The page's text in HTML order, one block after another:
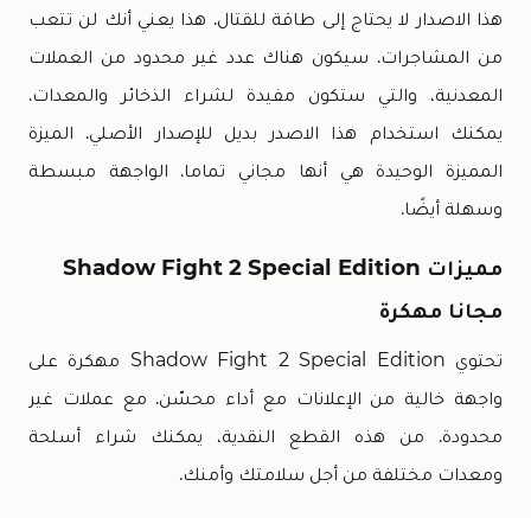
هذا الاصدار لا يحتاج إلى طاقة للقتال. هذا يعني أنك لن تتعب
من المشاجرات. سيكون هناك عدد غير محدود من العملات
المعدنية، والتي ستكون مفيدة لشراء الذخائر والمعدات.
يمكنك استخدام هذا الاصدر بديل للإصدار الأصلي. الميزة
المميزة الوحيدة هي أنها مجاني تماما. الواجهة مبسطة
وسهلة أيضًا.
مميزات Shadow Fight 2 Special Edition
مجانا مهكرة
تحتوي Shadow Fight 2 Special Edition مهكرة على
واجهة خالية من الإعلانات مع أداء محسّن. مع عملات غير
محدودة. من هذه القطع النقدية، يمكنك شراء أسلحة
ومعدات مختلفة من أجل سلامتك وأمنك.